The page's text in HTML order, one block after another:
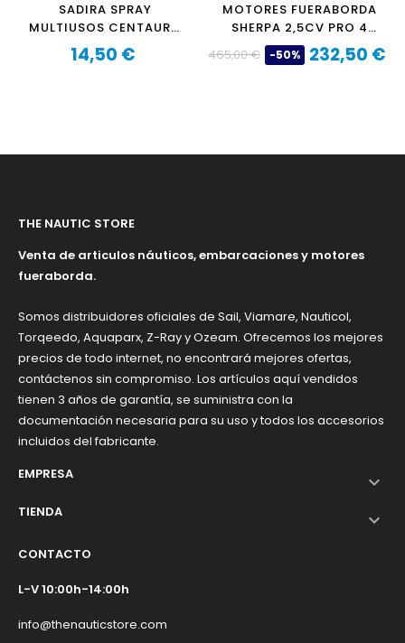
SADIRA SPRAY
MULTIUSOS CENTAURO
405
Precio
14,50 €
MOTORES FUERABORDA
SHERPA 2,5CV PRO 4
TIEMPOS
Precio
465,00 € -50%
Precio
232,50 €
THE NAUTIC STORE
Venta de articulos náuticos, embarcaciones y motores
fueraborda.
Somos distribuidores oficiales de Sail, Viamare, Nauticol,
Torqeedo, Aquaparx, Z-Ray y Ozeam. Ofrecemos los mejores
precios de todo internet, no encontrará mejores ofertas,
contáctenos sin compromiso. Los artículos aquí vendidos
tienen 3 años de garantía, se suministra con la
documentación necesaria para su uso y todos los accesorios
incluidos del fabricante.
EMPRESA

TIENDA 
CONTACTO
L-V 10:00h-14:00h
info@thenauticstore.com